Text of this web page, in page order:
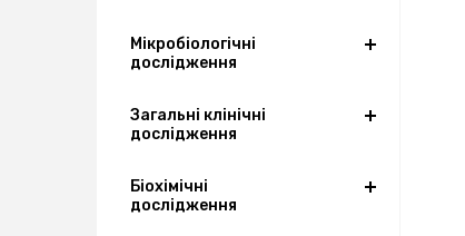
Мікробіологічні
дослідження
Загальні клінічні
дослідження
Біохімічні
дослідження